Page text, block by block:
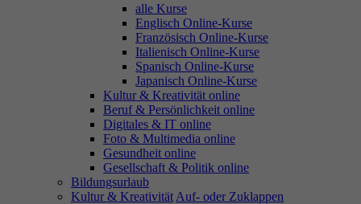
alle Kurse
Englisch Online-Kurse
Französisch Online-Kurse
Italienisch Online-Kurse
Spanisch Online-Kurse
Japanisch Online-Kurse
Kultur & Kreativität online
Beruf & Persönlichkeit online
Digitales & IT online
Foto & Multimedia online
Gesundheit online
Gesellschaft & Politik online
Bildungsurlaub
Kultur & Kreativität Auf- oder Zuklappen